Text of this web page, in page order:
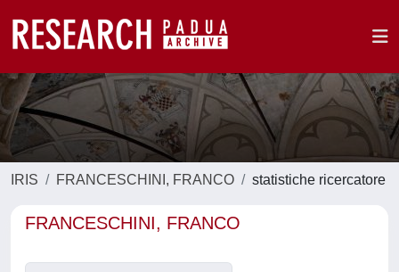
IRIS FRANCESCHINI, FRANCO statistiche ricercatore
FRANCESCHINI, FRANCO